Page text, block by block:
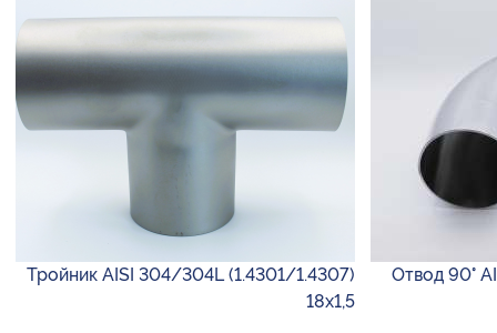
Тройник AISI 304/304L (1.4301/1.4307)
18х1,5
Отвод 90°